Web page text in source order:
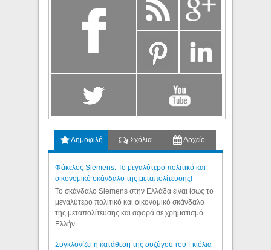
Δημοφιλή Σχόλια Αρχείο
Φάκελος Siemens: Το μεγαλύτερο πολιτικό και
οικονομικό σκάνδαλο της μεταπολίτευσης!
Το σκάνδαλο Siemens στην Ελλάδα είναι ίσως το
μεγαλύτερο πολιτικό και οικονομικό σκάνδαλο
της μεταπολίτευσης και αφορά σε χρηματισμό
Ελλήν...
Συγκλονίζει η κατάθεση της συζύγου του Γκιόλια